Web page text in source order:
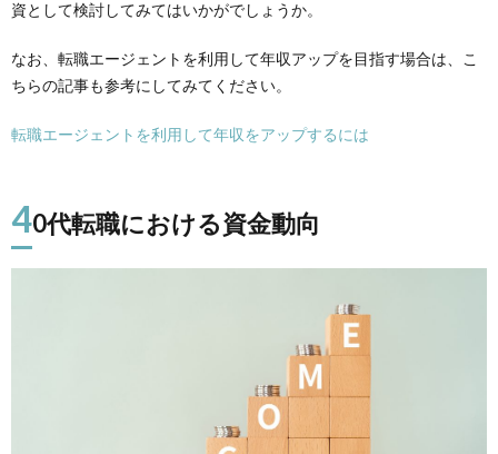
資として検討してみてはいかがでしょうか。
なお、転職エージェントを利用して年収アップを目指す場合は、こ
ちらの記事も参考にしてみてください。
転職エージェントを利用して年収をアップするには
40代転職における資金動向